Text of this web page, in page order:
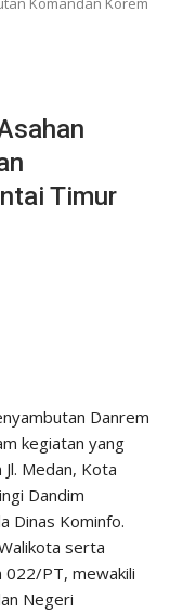
Timur
Danrem
kegiatan yang
Medan, Kota
Dandim
Dinas Kominfo.
serta
022/PT, mewakili
Negeri